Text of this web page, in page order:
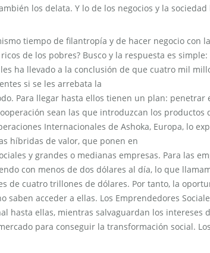
los delata. Y lo de los negocios y la sociedad
tiempo de filantropía y de hacer negocio con
de los pobres? Busco y la respuesta es
ha llevado a la conclusión de que cuatro mil
si se les arrebata la
Para llegar hasta ellos tienen un plan: penetrar
sean las que introduzcan los productos
Internacionales de Ashoka, Europa, lo
híbridas de valor, que ponen en
y grandes o medianas empresas. Para las
con menos de dos dólares al día, lo que
de cuatro trillones de dólares. Por tanto, la
saben acceder a ellas. Los Emprendedores
hasta ellas, mientras salvaguardan los intereses
para conseguir la transformación social.